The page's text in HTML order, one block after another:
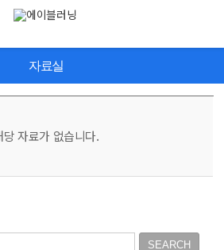
자료실
당 자료가 없습니다.